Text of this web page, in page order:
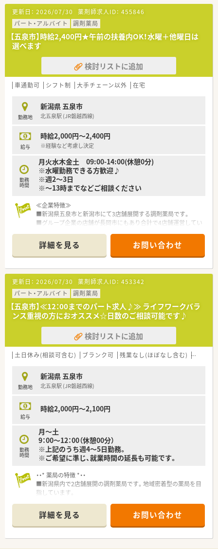
【法人特徴について】
■新潟県五泉市にて地域密着型の店舗運営を行っており、地域住
民の健康を支える「かかりつけ薬局」としての役割を担っていま
す。
■大手チェーンにはない柔軟な対応力が強みであり、スタッフ同
士の距離も近く意見交換が活発な風通しの良い組織文化が特徴
■転勤の心配がないため腰を据えて長く働くことが可能で、特定
の地域に根ざした医療提供を通じて社会貢献を実感できる法人
【求人情報について】
■正社員の勤務薬剤師として採用され、昇給は年1回、賞与は年2
■資格手当として月40,000円が支給されるほか、経験を十分に
考慮した上で最大550万円の年収提示が検討可能です。
を重視しながら、薬剤師としてのキャリアを継続できる環境で
す。
【勤務実態について】
ことがないため、仕事終わりの時間を有意義に活用いただけま
す。
■土日祝日が休みとなる完全週休2日制を導入しており、週末の
予定が立てやすく、家族や友人との時間も大切にできる職場で
す。
■残業は月平均でもほとんど発生しない仕組みが整っており、定
時退社が基本となるため、心身ともにゆとりを持って働けます。
更新日： 2026/07/30 薬剤師求人ID： 455846
パート・アルバイト
調剤薬局
【五泉市】時給2,400円★午前の扶養内OK！水曜＋他曜日は
選べます
検討リストに追加
車通勤可 シフト制 大手チェーン以外 在宅
勤務地
新潟県 五泉市
北五泉駅 (JR磐越西線)
給与
時給2,000円～2,400円
※経験など考慮し決定
勤務
時間
月火水木金土 09:00-14:00(休憩0分)
※水曜勤務できる方歓迎♪
※週2～3日
※～13時までなどご相談ください
≪企業特徴≫
■新潟県五泉市と新潟市にて3店舗展開する調剤薬局です。
■グループ企業の店舗が長岡市にもあり合計で4店舗運営してい
■4店舗全てクリニック門前に展開しており内科が主な応需科目
になります。
■社長は薬剤師で50代の男性です。非常に温和で優しい印象の
方です。
≪業務内容≫
■門前のクリニックは内科と小児科の2科を診療しているので複
数の処方箋を経験出来ます。
■1日の処方箋枚数は平均40枚～50枚です。
■外来対応に加え、在宅業務にも取り組んでいます。
≪環境について≫
■患者様はご年配の方が多く、午前中に来局が集中する傾向があ
ります。
■社長と現場の距離が近く相談しやすい環境です。
■お休みを希望する際は社長がヘルプに入るので希望休は取り
やすいです。
に買い物が出来る便利な立地です。
詳細を見る お問い合わせ
更新日： 2026/07/30 薬剤師求人ID： 453342
パート・アルバイト
調剤薬局
【五泉市】≪12：00までのパート求人♪≫ ライフワークバラ
ンス重視の方におオススメ☆日数のご相談可能です♪
検討リストに追加
土日休み(相談可含む) ブランク可 残業なし(ほぼなし含む) 転勤な
勤務地
新潟県 五泉市
北五泉駅 (JR磐越西線)
給与
時給2,000円～2,100円
勤務
時間
月～土
9：00～12：00（休憩00分）
※上記のうち週4～5日勤務。
※ご希望に準じ、就業時間の延長も可能です。
・・* 薬局の特徴 *・・
■新潟県内で2店舗展開の調剤薬局です。地域密着型の薬局を目
指しています。
■ブランクのある方でも社長が丁寧に教えて教えて頂けます。
詳細を見る お問い合わせ